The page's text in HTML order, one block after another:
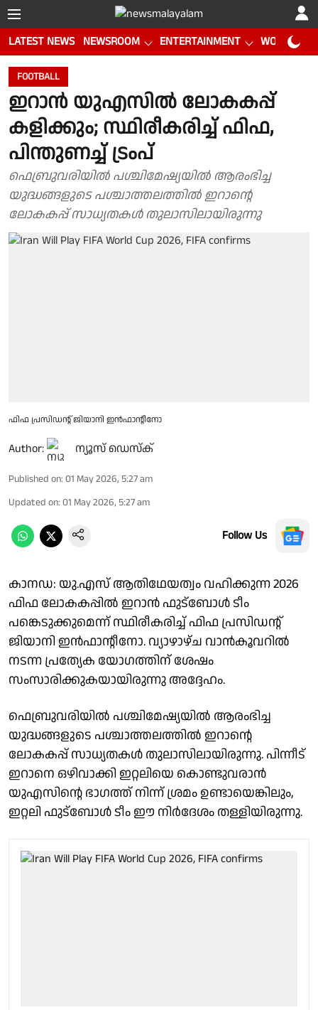
LATEST NEWS NEWSROOM ENTERTAINMENT WORLD CUP
FOOTBALL
ഇറാൻ യുഎസിൽ ലോകകപ്പ്
കളിക്കും; സ്ഥിരീകരിച്ച് ഫിഫ,
പിന്തുണച്ച് ട്രംപ്
ഫെബ്രുവരിയിൽ പശ്ചിമേഷ്യയിൽ ആരംഭിച്ച
യുദ്ധങ്ങളുടെ പശ്ചാത്തലത്തിൽ ഇറാൻ്റെ
ലോകകപ്പ് സാധ്യതകൾ തുലാസിലായിരുന്നു
ഫിഫ പ്രസിഡൻ്റ് ജിയാനി ഇൻഫാൻ്റീനോ
Author: ന്യൂസ് ഡെസ്ക്
Published on: 01 May 2026, 5:27 am
Updated on: 01 May 2026, 5:27 am
Follow Us
കാനഡ: യു.എസ് ആതിഥേയത്വം വഹിക്കുന്ന 2026
ഫിഫ ലോകകപ്പിൽ ഇറാൻ ഫുട്ബോൾ ടീം
പങ്കെടുക്കുമെന്ന് സ്ഥിരീകരിച്ച് ഫിഫ പ്രസിഡൻ്റ്
ജിയാനി ഇൻഫാൻ്റീനോ. വ്യാഴാഴ്ച വാൻകൂവറിൽ
നടന്ന പ്രത്യേക യോഗത്തിന് ശേഷം
സംസാരിക്കുകയായിരുന്നു അദ്ദേഹം.
ഫെബ്രുവരിയിൽ പശ്ചിമേഷ്യയിൽ ആരംഭിച്ച
യുദ്ധങ്ങളുടെ പശ്ചാത്തലത്തിൽ ഇറാൻ്റെ
ലോകകപ്പ് സാധ്യതകൾ തുലാസിലായിരുന്നു. പിന്നീട്
ഇറാനെ ഒഴിവാക്കി ഇറ്റലിയെ കൊണ്ടുവരാൻ
യുഎസിൻ്റെ ഭാഗത്ത് നിന്ന് ശ്രമം ഉണ്ടായെങ്കിലും,
ഇറ്റലി ഫുട്ബോൾ ടീം ഈ നിർദേശം തള്ളിയിരുന്നു.